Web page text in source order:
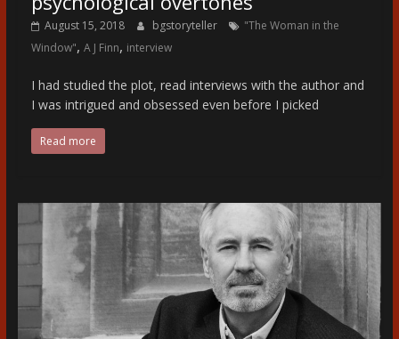
August 15, 2018 bgstoryteller
"The Woman in the
Window", A J Finn, interview
I had studied the plot, read interviews with the author and
I was intrigued and obsessed even before I picked
Read more